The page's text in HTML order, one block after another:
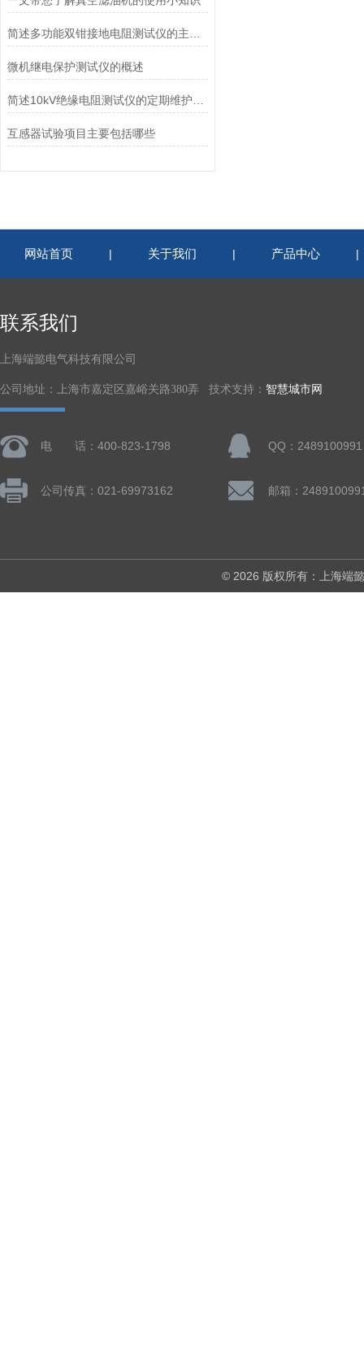
微机继电保护测试仪的概述
互感器试验项目主要包括哪些
网站首页 | 关于我们 | 产品中心
联系我们
上海端懿电气科技有限公司
公司地址：上海市嘉定区嘉峪关路380弄 技术支持： 智慧城市网
电 话：400-823-1798 QQ：2489100991
公司传真：021-69973162 邮箱：
© 2026 版权所有：上海端